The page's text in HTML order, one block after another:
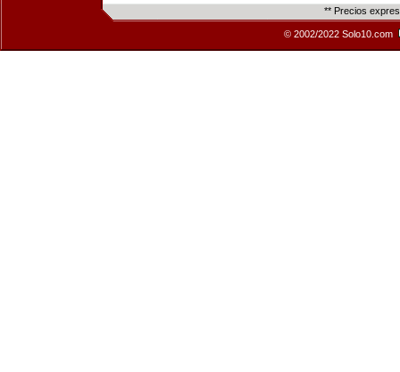
** Precios
© 2002/2022 Solo10.com